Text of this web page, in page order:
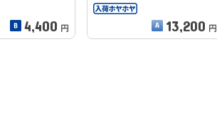
4,400 円 13,200 円